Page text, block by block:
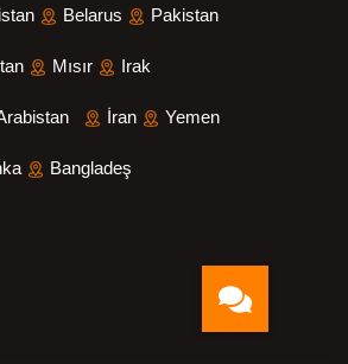
Belarus Pakistan
Mısır Irak
İran Yemen
Bangladeş